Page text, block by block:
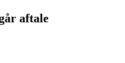
aftale